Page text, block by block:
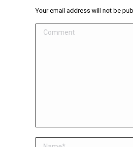
Your email address will not be
Comment
Name *